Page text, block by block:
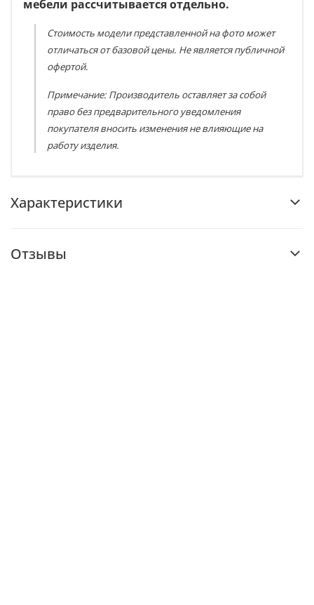
мебели рассчитывается отдельно.
Стоимость модели представленной на фото может
отличаться от базовой цены. Не является публичной
офертой.
Примечание: Производитель оставляет за собой
право без предварительного уведомления
покупателя вносить изменения не влияющие на
работу изделия.
Характеристики
Отзывы